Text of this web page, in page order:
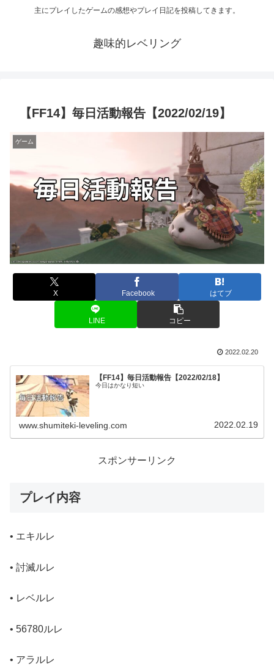
主にプレイしたゲームの感想やプレイ日記を投稿してきます。
趣味的レベリング
【FF14】毎日活動報告【2022/02/19】
ゲーム
X Facebook はてブ
LINE コピー
2022.02.20
【FF14】毎日活動報告【2022/02/18】
今日はかなり短い
www.shumiteki-leveling.com 2022.02.19
スポンサーリンク
プレイ内容
• エキルレ
• 討滅ルレ
• レベルレ
• 56780ルレ
• アラルレ